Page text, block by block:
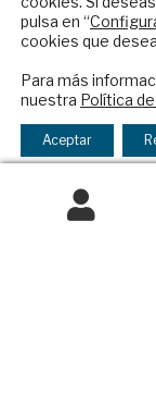
Informe
© 2026 -
Exterior.
Legal
Buscar
pulsa en “
cookies que
Para más
nuestra Política
Aceptar
Checkbox
acepto
la
política
de
política de